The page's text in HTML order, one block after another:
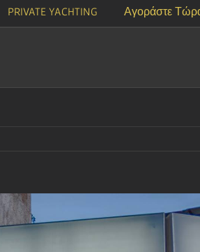
PRIVATE YACHTING Αγοράστε